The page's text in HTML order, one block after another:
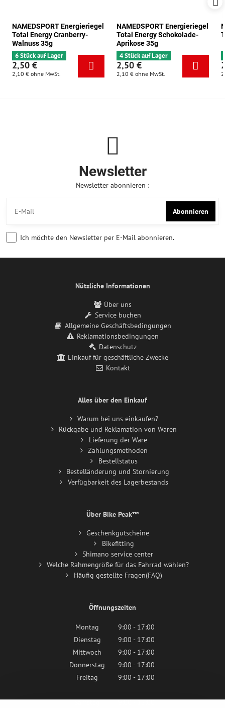
NAMEDSPORT Energieriegel
Total Energy Cranberry-
Walnuss 35g
6 Stück auf Lager
2,50 €
2,10 € ohne MwSt.
NAMEDSPORT Energieriegel
Total Energy Schokolade-
Aprikose 35g
4 Stück auf Lager
2,50 €
2,10 € ohne MwSt.
Newsletter
Newsletter abonnieren :
Abonnieren
Ich möchte den Newsletter per E-Mail abonnieren.
Nützliche Informationen
Über uns
Service buchen
Allgemeine Geschäftsbedingungen
Reklamationsbedingungen
Datenschutz
Einkauf für geschäftliche Zwecke
Kontakt
Alles über den Einkauf
Warum bei uns einkaufen?
Rückgabe und Reklamation von Waren
Lieferung der Ware
Zahlungsmethoden
Bestellstatus
Bestelländerung und Stornierung
Verfügbarkeit des Lagerbestands
Über Bike Peak™
Geschenkgutscheine
Bikefitting
Shimano service center
Welche Rahmengröße für das Fahrrad wählen?
Häufig gestellte Fragen(FAQ)
Öffnungszeiten
Montag
9:00 - 17:00
Dienstag
9:00 - 17:00
Mittwoch
9:00 - 17:00
Donnerstag
9:00 - 17:00
Freitag
9:00 - 17:00
Samstag 9:00 - 12:00